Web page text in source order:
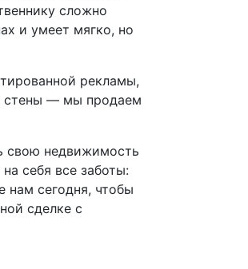
сложно
и умеет мягко, но
рекламы,
стены — мы продаем
свою недвижимость
на себя все заботы:
нам сегодня, чтобы
сделке с